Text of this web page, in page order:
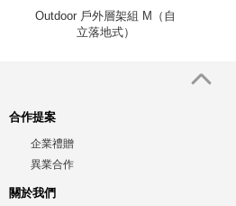
Outdoor 戶外層架組 M（自
立落地式）
合作提案
企業禮贈
異業合作
關於我們